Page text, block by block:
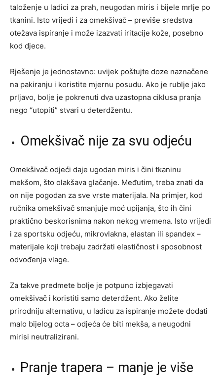
taloženje u ladici za prah, neugodan miris i bijele mrlje po
tkanini. Isto vrijedi i za omekšivač – previše sredstva
otežava ispiranje i može izazvati iritacije kože, posebno
kod djece.
Rješenje je jednostavno: uvijek poštujte doze naznačene
na pakiranju i koristite mjernu posudu. Ako je rublje jako
prljavo, bolje je pokrenuti dva uzastopna ciklusa pranja
nego “utopiti” stvari u deterdžentu.
Omekšivač nije za svu odjeću
Omekšivač odjeći daje ugodan miris i čini tkaninu
mekšom, što olakšava glačanje. Međutim, treba znati da
on nije pogodan za sve vrste materijala. Na primjer, kod
ručnika omekšivač smanjuje moć upijanja, što ih čini
praktično beskorisnima nakon nekog vremena. Isto vrijedi
i za sportsku odjeću, mikrovlakna, elastan ili spandex –
materijale koji trebaju zadržati elastičnost i sposobnost
odvođenja vlage.
Za takve predmete bolje je potpuno izbjegavati
omekšivač i koristiti samo deterdžent. Ako želite
prirodniju alternativu, u ladicu za ispiranje možete dodati
malo bijelog octa – odjeća će biti mekša, a neugodni
mirisi neutralizirani.
Pranje trapera – manje je više